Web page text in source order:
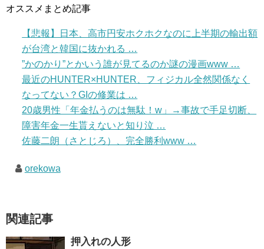
オススメまとめ記事
【悲報】日本、高市円安ホクホクなのに上半期の輸出額
が台湾と韓国に抜かれる …
”かのかり”とかいう誰が見てるのか謎の漫画www …
最近のHUNTER×HUNTER、フィジカル全然関係なく
なってない？GIの修業は …
20歳男性「年金払うのは無駄！w」→事故で手足切断、
障害年金一生貰えないと知り泣 …
佐藤二朗（さとじろ）、完全勝利www …
orekowa
関連記事
押入れの人形